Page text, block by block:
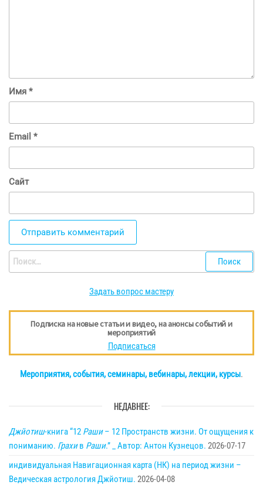
Имя *
Email *
Сайт
Найти:
Задать вопрос мастеру
Подписка на новые статьи и видео, на анонсы событий и
мероприятий
Подписаться
Мероприятия, события, семинары, вебинары, лекции, курсы.
НЕДАВНЕЕ:
Джйотиш-книга “12 Раши– 12 Пространств жизни. От ощущения к
пониманию. Грахив Раши.” _ Автор: Антон Кузнецов. 2026-07-17
индивидуальная Навигационная карта (НК) на период жизни –
Ведическая астрология Джйотиш. 2026-04-08